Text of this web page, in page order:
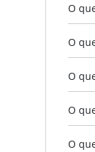
O
O
O
O
O